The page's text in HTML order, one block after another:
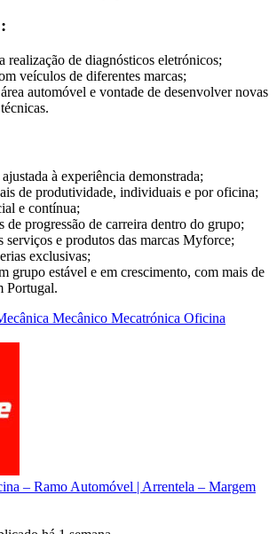
realização de diagnósticos eletrónicos;
veículos de diferentes marcas;
automóvel e vontade de desenvolver novas
à experiência demonstrada;
de produtividade, individuais e por oficina;
e contínua;
de progressão de carreira dentro do grupo;
serviços e produtos das marcas Myforce;
exclusivas;
grupo estável e em crescimento, com mais de
Portugal.
Mecânico Mecatrónica Oficina
– Ramo Automóvel | Arrentela – Margem